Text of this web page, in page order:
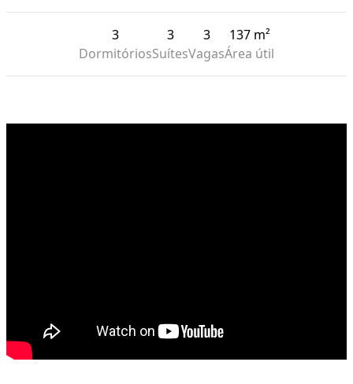
3
Dormitórios
3
Suítes
3
Vagas
137 m²
Área útil